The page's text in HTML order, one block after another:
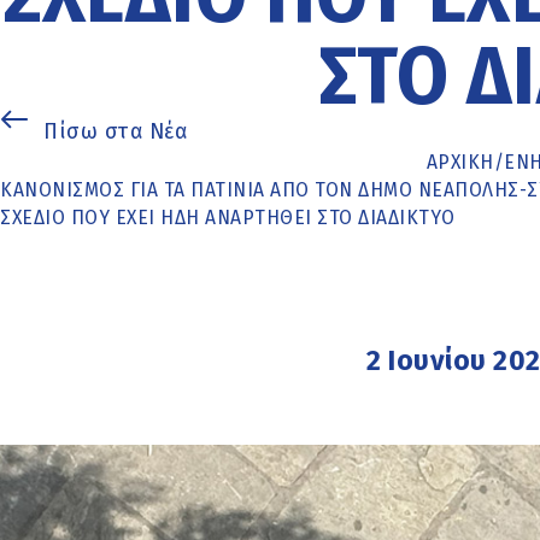
ΣΤΟ
Πίσω στα Νέα
ΑΡΧΙΚΉ /
ΚΑΝΟΝΙΣΜΌΣ ΓΙΑ ΤΑ ΠΑΤΊΝΙΑ ΑΠΌ ΤΟΝ ΔΉΜΟ ΝΕΆΠΟΛΗΣ-
ΣΧΈΔΙΟ ΠΟΥ ΈΧΕΙ ΉΔΗ ΑΝΑΡΤΗΘΕΊ ΣΤΟ ΔΙΑΔΊΚΤΥΟ
2 Ιουνίου